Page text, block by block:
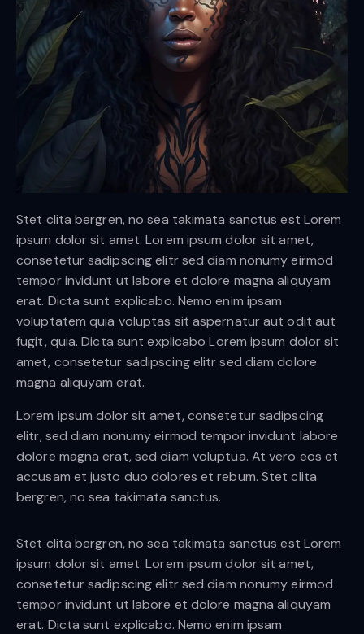
Stet clita bergren, no sea takimata sanctus est Lorem
ipsum dolor sit amet. Lorem ipsum dolor sit amet,
consetetur sadipscing elitr sed diam nonumy eirmod
tempor invidunt ut labore et dolore magna aliquyam
erat. Dicta sunt explicabo. Nemo enim ipsam
voluptatem quia voluptas sit aspernatur aut odit aut
fugit, quia. Dicta sunt explicabo Lorem ipsum dolor sit
amet, consetetur sadipscing elitr sed diam dolore
magna aliquyam erat.
Lorem ipsum dolor sit amet, consetetur sadipscing
elitr, sed diam nonumy eirmod tempor invidunt labore
dolore magna erat, sed diam voluptua. At vero eos et
accusam et justo duo dolores et rebum. Stet clita
bergren, no sea takimata sanctus.
Stet clita bergren, no sea takimata sanctus est Lorem
ipsum dolor sit amet. Lorem ipsum dolor sit amet,
consetetur sadipscing elitr sed diam nonumy eirmod
tempor invidunt ut labore et dolore magna aliquyam
erat. Dicta sunt explicabo. Nemo enim ipsam